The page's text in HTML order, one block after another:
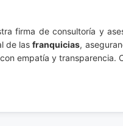
firma de consultoría y
de lasfranquicias,
empatía y